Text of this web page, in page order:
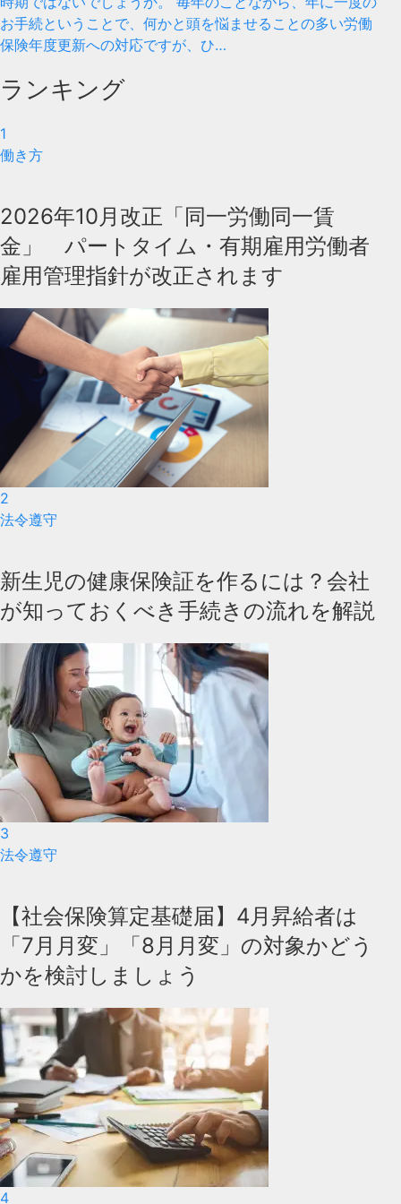
お手続ということで、何かと頭を悩ませることの多い労働
保険年度更新への対応ですが、ひ…
ランキング
1
働き方
2026年10月改正「同一労働同一賃
金」 パートタイム・有期雇用労働者
雇用管理指針が改正されます
2
法令遵守
新生児の健康保険証を作るには？会社
が知っておくべき手続きの流れを解説
3
法令遵守
【社会保険算定基礎届】4月昇給者は
「7月月変」「8月月変」の対象かどう
かを検討しましょう
4